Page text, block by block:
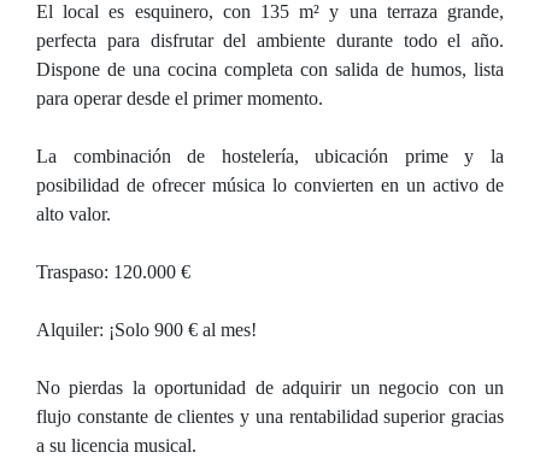
El local es esquinero, con 135 m² y una terraza grande,
perfecta para disfrutar del ambiente durante todo el año.
Dispone de una cocina completa con salida de humos, lista
para operar desde el primer momento.
La combinación de hostelería, ubicación prime y la
posibilidad de ofrecer música lo convierten en un activo de
alto valor.
Traspaso: 120.000 €
Alquiler: ¡Solo 900 € al mes!
No pierdas la oportunidad de adquirir un negocio con un
flujo constante de clientes y una rentabilidad superior gracias
a su licencia musical.